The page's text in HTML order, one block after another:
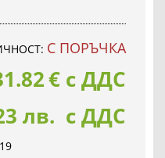
С ПОРЪЧКА
€ с ДДС
лв. с ДДС